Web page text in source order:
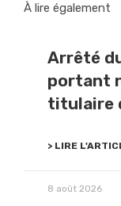
À lire également
Arrêté
portant
titulaire
> LIRE
8 août 2026